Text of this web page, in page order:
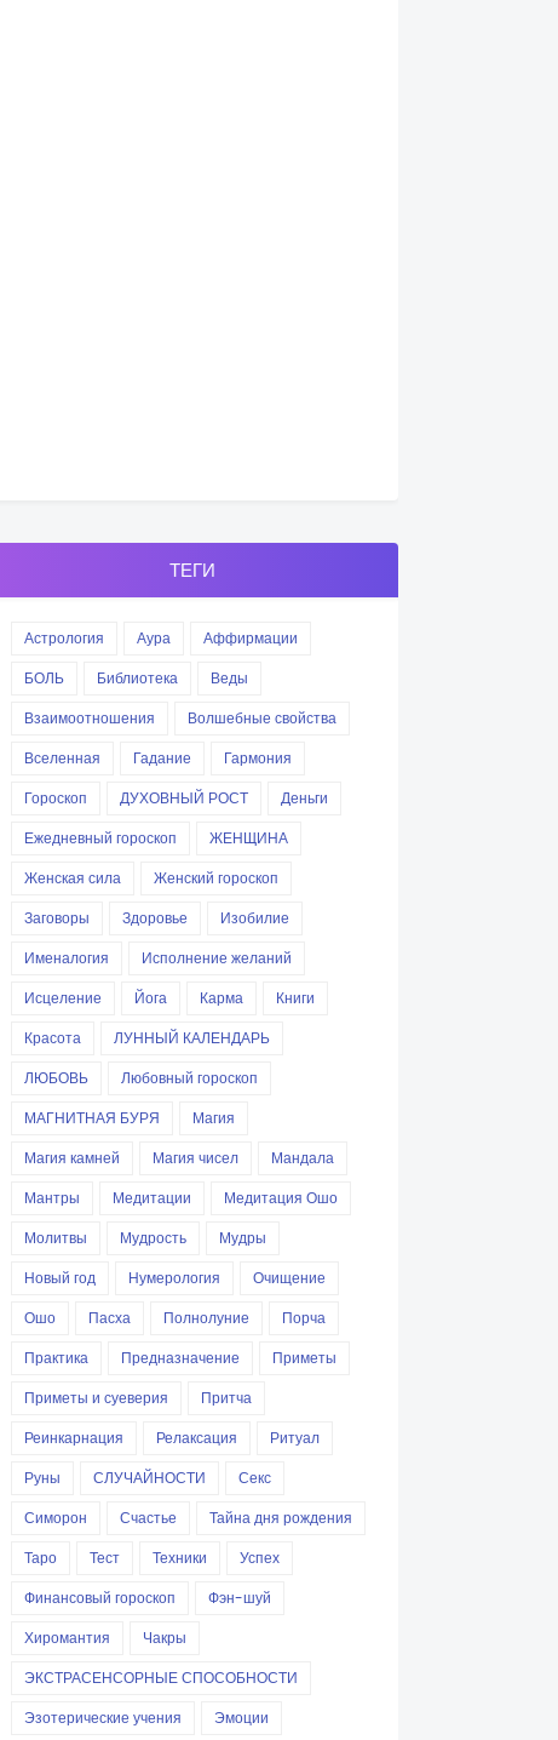
ТЕГИ
Астрология Аура
Аффирмации
БОЛЬ
Библиотека
Веды
Взаимоотношения
Волшебные свойства
Вселенная
Гадание
Гармония
Гороскоп
ДУХОВНЫЙ РОСТ
Деньги
Ежедневный гороскоп
ЖЕНЩИНА
Женская сила
Женский гороскоп
Заговоры
Здоровье
Изобилие
Именалогия
Исполнение желаний
Исцеление
Йога Карма
Книги
Красота
ЛУННЫЙ КАЛЕНДАРЬ
ЛЮБОВЬ
Любовный гороскоп
МАГНИТНАЯ БУРЯ
Магия
Магия камней
Магия чисел
Мандала
Мантры
Медитации
Медитация Ошо
Молитвы
Мудрость
Мудры
Новый год
Нумерология
Очищение
Ошо
Пасха Полнолуние
Порча
Практика
Предназначение
Приметы
Приметы и суеверия
Притча
Реинкарнация
Релаксация
Ритуал
Руны
СЛУЧАЙНОСТИ
Секс
Симорон
Счастье
Тайна дня рождения
Таро
Тест Техники
Успех
Финансовый гороскоп
Фэн-шуй
Хиромантия
Чакры
ЭКСТРАСЕНСОРНЫЕ СПОСОБНОСТИ
Эзотерические учения
Эмоции